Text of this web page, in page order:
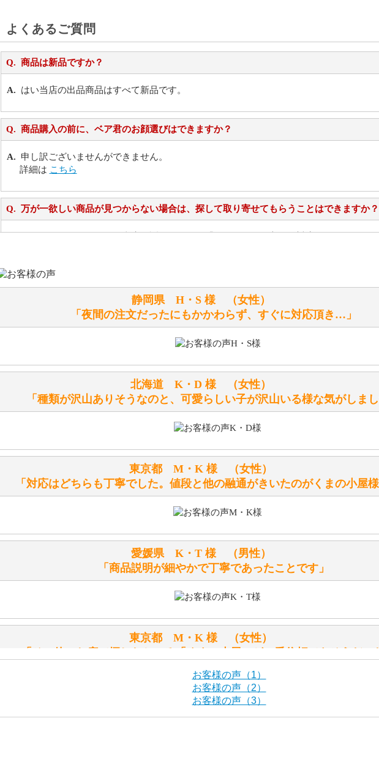
よくあるご質問
商品は新品ですか？
はい当店の出品商品はすべて新品です。
商品購入の前に、ベア君のお顔選びはできますか？
申し訳ございませんができません。
詳細は こちら
万が一欲しい商品が見つからない場合は、探して取り寄せてもらうことはできますか？
シュタイフのぬいぐるみは洗濯できますか？ ぬいぐるみのお手入れ方法を教えてくだ
洗濯できるのとできないのがあります。
こちらをご覧ください。
シリアルNO付きやクラブ限定などいろいろと意味があります。
詳しくはこちらをご覧ください。
テディベアを横にすると音が鳴ります、なぜでしょうか？
シュタイフのテディベアには、鳴くタイプのテディベアがいます。
お腹の中にグロウラーという部品を内臓しています。
体をねかせたりおこしたりすると「グーグー」と鳴くタイプを『グロウラー』といい
テディベアのお腹を押すと「キュッキュッ」と音が鳴ります、なぜでしょうか？
シュタイフのテディベアには、おなかを押すと「キュッキュッ」と音が鳴る『スクエ
シュタイフ社製品の実物を見ることはできますか？
当店はネット販売ですので実物をお見せすることができません。
静岡県 H・S 様 （女性）
「夜間の注文だったにもかかわらず、すぐに対応頂き…」
北海道 K・D 様 （女性）
「種類が沢山ありそうなのと、可愛らしい子が沢山いる様な気がしまし
東京都 M・K 様 （女性）
「対応はどちらも丁寧でした。値段と他の融通がきいたのがくまの小屋様
愛媛県 K・T 様 （男性）
「商品説明が細やかで丁寧であったことです」
東京都 M・K 様 （女性）
お客様の声（1）
お客様の声（2）
お客様の声（3）